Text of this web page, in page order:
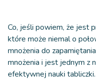
Co, jeśli powiem, że jest
które może niemal o
mnożenia do
mnożenia i jest jednym z
efektywnej nauki tabliczki.